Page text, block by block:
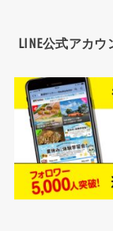
LINE公式アカウ